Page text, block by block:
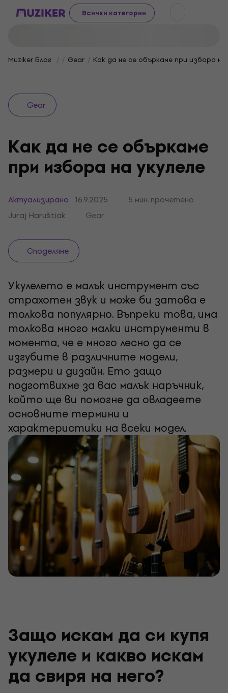
Всички категории
Muziker Блог Gear Как да не се объркаме при избора на
Gear
Как да не се объркаме
при избора на укулеле
Актуализирано 16.9.2025
5 мин. прочетено
Juraj Haruštiak
Gear
Споделяне
Укулелето е малък инструмент със
страхотен звук и може би затова е
толкова популярно. Въпреки това, има
толкова много малки инструменти в
момента, че е много лесно да се
изгубите в различните модели,
размери и дизайн. Ето защо
подготвихме за вас малък наръчник,
който ще ви помогне да овладеете
основните термини и
характеристики на всеки модел.
Защо искам да си купя
укулеле и какво искам
да свиря на него?